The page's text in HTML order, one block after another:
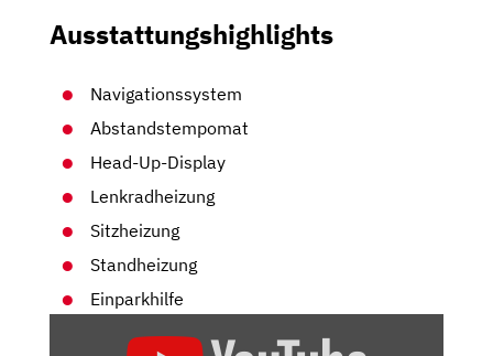
Ausstattungshighlights
Navigationssystem
Abstandstempomat
Head-Up-Display
Lenkradheizung
Sitzheizung
Standheizung
Einparkhilfe